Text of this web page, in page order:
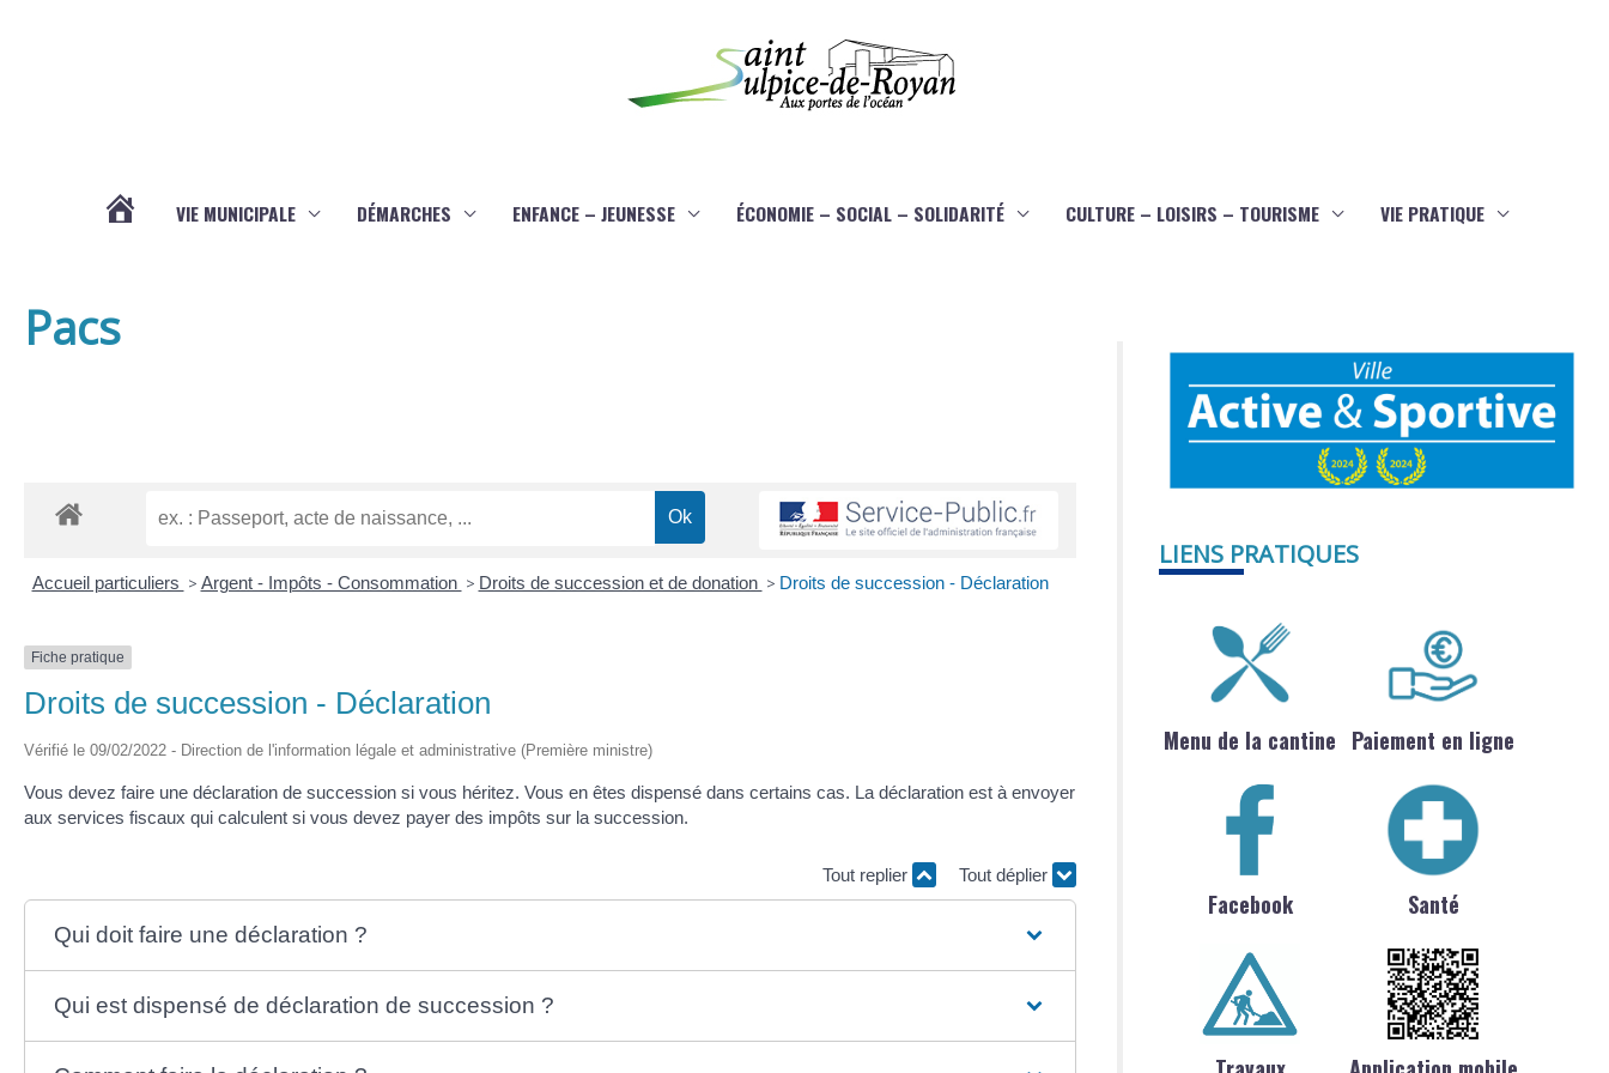
VIE MUNICIPALE DÉMARCHES ENFANCE – JEUNESSE ÉCONOMIE – SOCIAL – SOLIDARITÉ CULTURE – LOISIRS – TOURISME VIE PRATIQUE
Pacs
Accueil particuliers > Argent - Impôts - Consommation > Droits de succession et de donation > Droits de succession - Déclaration
Fiche pratique
Droits de succession - Déclaration
Vérifié le 09/02/2022 - Direction de l'information légale et administrative (Première ministre)
Vous devez faire une déclaration de succession si vous héritez. Vous en êtes dispensé dans certains cas. La déclaration est à envoyer
aux services fiscaux qui calculent si vous devez payer des impôts sur la succession.
Tout replier Tout déplier
Qui doit faire une déclaration ?
Qui est dispensé de déclaration de succession ?
LIENS PRATIQUES
Menu de la cantine Paiement en ligne
Facebook Santé